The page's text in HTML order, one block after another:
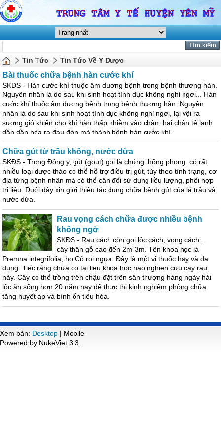
Tin Tức Tin Tức Về Y Dược
Bài thuốc chữa bệnh hàn cước khí
SKĐS - Hàn cước khí thuộc âm dương bệnh trong bệnh thương hàn.
Nguyên nhân là do sau khi sinh hoạt tình dục không nghỉ ngơi... Hàn
cước khí thuộc âm dương bệnh trong bệnh thương hàn. Nguyên
nhân là do sau khi sinh hoạt tình dục không nghỉ ngơi, lại vội ra
sương gió khiến cho khí hàn thấp nhiễm vào chân, hai chân tê lạnh
dần dần hóa ra đau đớn mà thành bệnh hàn cước khí.
Chữa gút từ trầu không, nước dừa
SKĐS - Trong Đông y, gút (gout) gọi là chứng thống phong. có rất
nhiều loại dược thảo có thể hỗ trợ điều trị gút, tùy theo tình trạng, cơ
địa từng bệnh nhân mà có thể cân đối sử dụng liều lượng, phối hợp
trị liệu. Duới đây xin giới thiệu tác dụng chữa bệnh gút của lá trầu và
nước dừa.
Rau vọng cách chữa được nhiều bệnh
không ngờ
SKĐS - Rau cách còn gọi lộc cách, vọng cách…
cây thân gỗ cao đến 2m-3m. Tên khoa học là
Premna integrifolia, họ Cỏ roi ngựa. Đây là một vị thuốc hay và đa
dụng. Tiếc rằng chưa có tài liệu khoa học nào nghiên cứu cây rau
này. Cây có thể trồng trên chậu đặt trên sân thượng hàng ngày hái
lộc ăn sống hơn 20 năm nay để thực thi kinh nghiệm phòng chữa
tăng huyết áp và bình ổn tiêu hóa.
Xem bản: Desktop | Mobile
Powered by NukeViet 3.3.